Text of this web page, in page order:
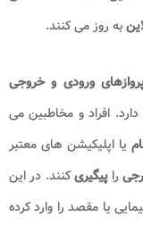
به روز می کنند.
ورودی و خروجی
افراد و مخاطبین می
یا اپلیکیشن های معتبر
راپیگیریکنند. در این
یا مقصد را وارد کرده